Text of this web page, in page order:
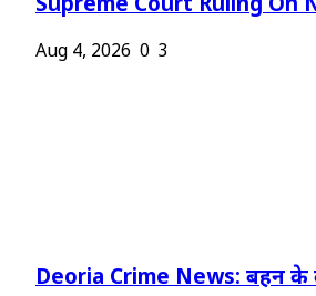
Supreme Court Ruling On
Aug 4, 2026 0 3
Deoria Crime News: बहन के